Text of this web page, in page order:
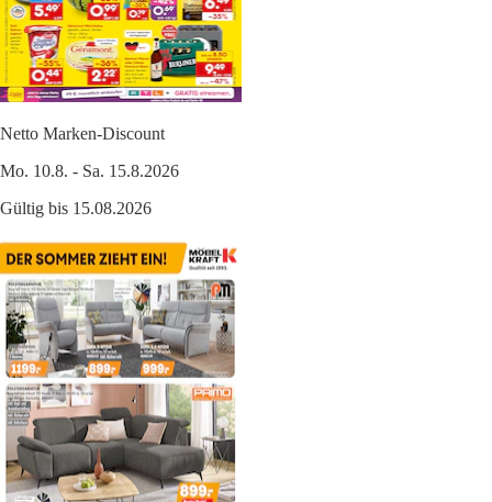
Netto Marken-Discount
Mo. 10.8. - Sa. 15.8.2026
Gültig bis 15.08.2026